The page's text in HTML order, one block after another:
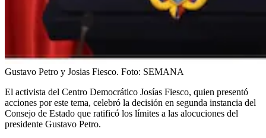
Gustavo Petro y Josias Fiesco. Foto: SEMANA
El activista del Centro Democrático Josías Fiesco, quien presentó
acciones por este tema, celebró la decisión en segunda instancia del
Consejo de Estado que ratificó los límites a las alocuciones del
presidente Gustavo Petro.